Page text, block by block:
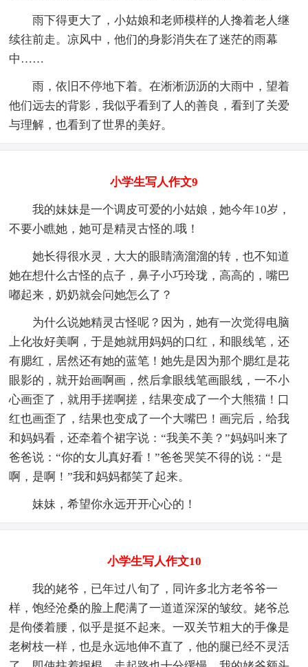
雨下得更大了，小姑娘和老师模样的人搀着老人继
续往前走。凉风中，他们的身影消失在了迷茫的雨幕
中……
雨，依旧不停地下着。在淅淅沥沥的大雨中，望着
他们远去的背影，我似乎看到了人的善良，看到了关爱
与理解，也看到了世界的美好。
小学生写人作文9
我的妹妹是一个调皮可爱的小姑娘，她今年10岁，
不要小瞧她，她可是精灵古怪的.哦！
她长得很水灵，大大的眼睛滴溜溜的转，也不知道
她在想什么古怪的点子，鼻子小巧玲珑，高高的，嘴巴
嘟起来，奶奶就会问她怎么了？
为什么说她精灵古怪呢？因为，她有一次觉得电脑
上化妆好美啊，于是她就用妈妈的口红，和眼线笔，还
有腮红，居然还有她的蓝笔！她先是因为那个腮红是花
眼影的，就开始画啊画，然后拿眼线笔画眼线，一不小
心画歪了，就用手搓啊搓，结果变成了一个大熊猫！口
红也画歪了，结果也变成了一个大嘴巴！画完后，给我
和妈妈看，还牵着个裙字说：“我美不美？”妈妈叫来了
爸爸说：“你的女儿真好看！”爸爸哭笑不得的说：“是
啊，是啊！”我和妈妈都笑了起来。
妹妹，希望你永远开开心心的！
小学生写人作文10
我的姥爷，已年过八旬了，同许多北方老爷爷一
样，饱经沧桑的脸上爬满了一道道深深的皱纹。姥爷总
是佝偻着腰，似乎是挺不起来。一双关节粗大的手像是
老树枝一样，也是永远地伸不直了，他的腿已经不灵活